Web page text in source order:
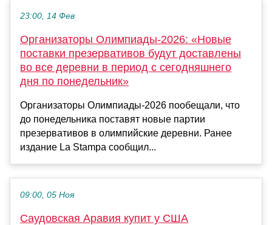
23:00, 14 Фев
Организаторы Олимпиады-2026: «Новые
поставки презервативов будут доставлены
во все деревни в период с сегодняшнего
дня по понедельник»
Организаторы Олимпиады-2026 пообещали, что
до понедельника поставят новые партии
презервативов в олимпийские деревни. Ранее
издание La Stampa сообщил...
09:00, 05 Ноя
Саудовская Аравия купит у США